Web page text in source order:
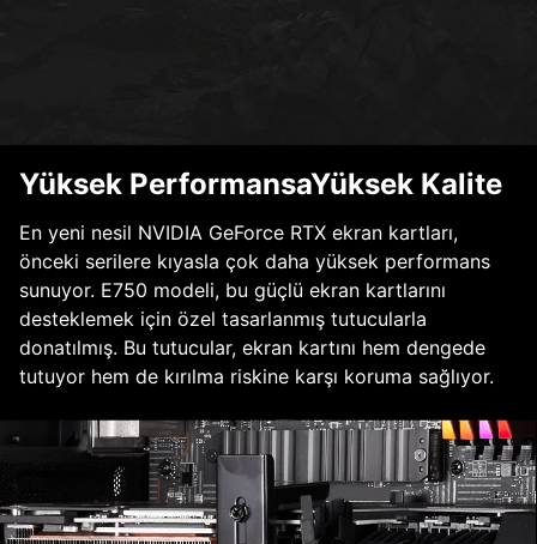
Yüksek PerformansaYüksek Kalite
En yeni nesil NVIDIA GeForce RTX ekran kartları,
önceki serilere kıyasla çok daha yüksek performans
sunuyor. E750 modeli, bu güçlü ekran kartlarını
desteklemek için özel tasarlanmış tutucularla
donatılmış. Bu tutucular, ekran kartını hem dengede
tutuyor hem de kırılma riskine karşı koruma sağlıyor.